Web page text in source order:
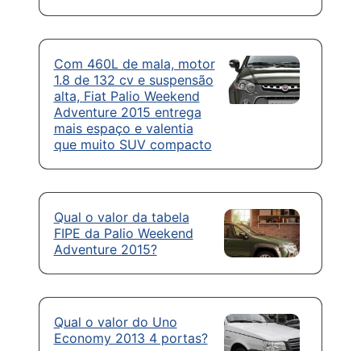
Com 460L de mala, motor
1.8 de 132 cv e suspensão
alta, Fiat Palio Weekend
Adventure 2015 entrega
mais espaço e valentia
que muito SUV compacto
Qual o valor da tabela
FIPE da Palio Weekend
Adventure 2015?
Qual o valor do Uno
Economy 2013 4 portas?